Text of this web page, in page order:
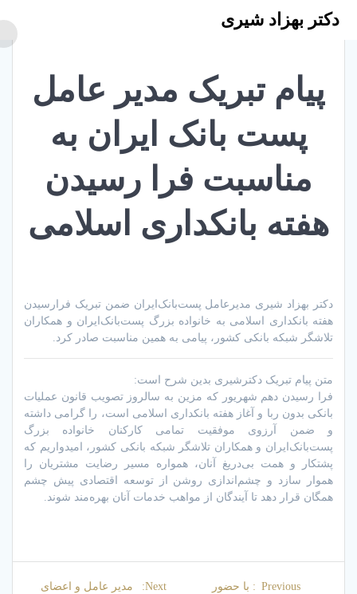
دکتر بهزاد شیری
پیام تبریک مدیر عامل
پست بانک ایران به
مناسبت فرا رسیدن
هفته بانکداری اسلامی
دکتر بهزاد شیری مدیر‌عامل پست‌بانک‌ایران ضمن تبریک فرارسیدن
هفته بانکداری اسلامی به خانواده بزرگ پست‌بانک‌ایران و همکاران
تلاشگر شبکه بانکی کشور، پیامی به همین مناسبت صادر کرد.
متن پیام تبریک دکترشیری بدین شرح است:
فرا رسیدن دهم شهریور که مزین به سالروز تصویب قانون عملیات
بانکی بدون ربا و آغاز هفته بانکداری اسلامی است، را گرامی داشته
و ضمن آرزوی موفقیت تمامی کارکنان خانواده بزرگ
پست‌بانک‌ایران و همکاران تلاشگر شبکه بانکی کشور، امیدواریم که
پشتکار و همت بی‌دریغ آنان، همواره مسیر رضایت مشتریان را
هموار سازد و چشم‌اندازی روشن از توسعه اقتصادی پیش چشم
همگان قرار دهد تا آیندگان از مواهب خدمات آنان بهره‌مند شوند.
راهبری
Previous:
Previous
با حضور
Next:
Nextمدیر عامل و اعضای